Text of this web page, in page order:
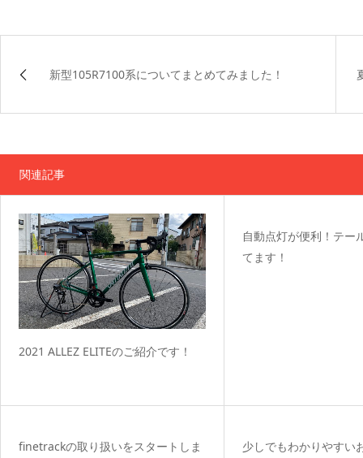
新型105R7100系についてまとめてみました！
関連記事
2021 ALLEZ ELITEのご紹介です！
自動点灯が便利！テー
てます！
finetrackの取り扱いをスタートしま
少しでもわかりやすい